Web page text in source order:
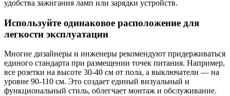
удобства зажигания ламп или зарядки устройств.
Используйте одинаковое расположение для
легкости эксплуатации
Многие дизайнеры и инженеры рекомендуют придерживаться
единого стандарта при размещении точек питания. Например,
все розетки на высоте 30-40 см от пола, а выключатели — на
уровне 90-110 см. Это создает единый визуальный и
функциональный стиль, облегчает монтаж и обслуживание.